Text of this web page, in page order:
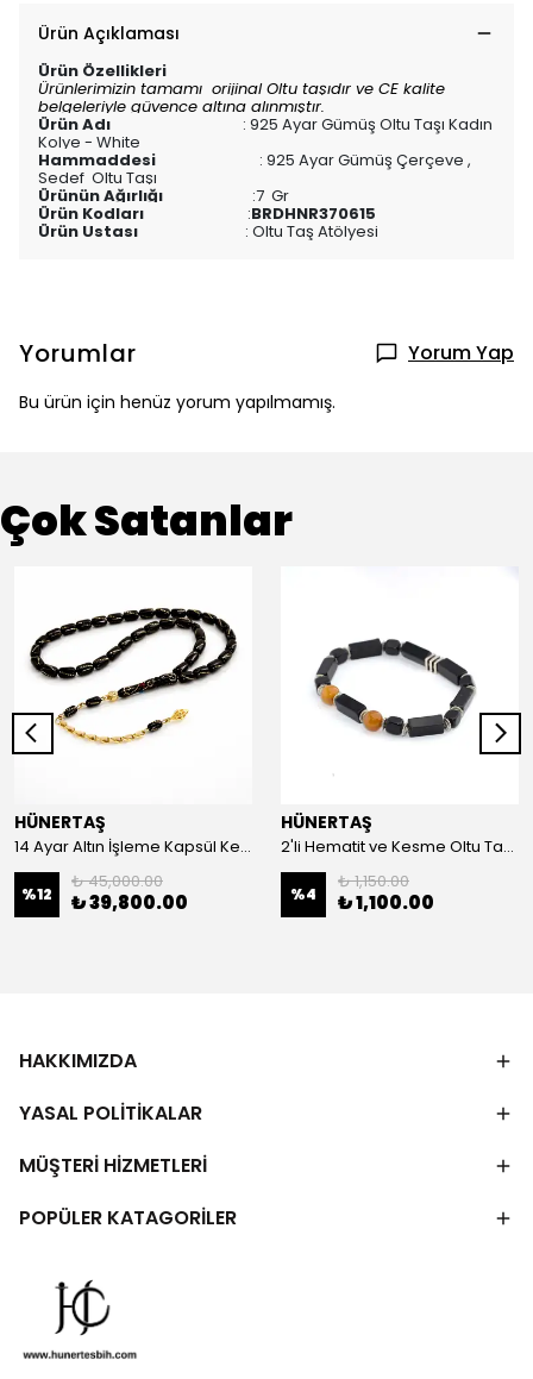
Ürün Açıklaması
Ürün Özellikleri
Ürünlerimizin tamamı orijinal Oltu taşıdır ve CE kalite
belgeleriyle güvence altına alınmıştır.
Ürün Adı : 925 Ayar Gümüş Oltu Taşı Kadın
Kolye - White
Hammaddesi : 925 Ayar Gümüş Çerçeve ,
Sedef Oltu Taşı
Ürünün Ağırlığı :7 Gr
Ürün Kodları :BRDHNR370615
Ürün Ustası : Oltu Taş Atölyesi
Yorumlar Yorum Yap
Bu ürün için henüz yorum yapılmamış.
Çok Satanlar
HÜNERTAŞ
14 Ayar Altın İşleme Kapsül Kesim Oltu Taşı Tespih
%12
₺ 45,000.00
₺ 39,800.00
HÜNERTAŞ
2'li Hematit ve Kesme Oltu Taşı Bileklik
%4
₺ 1,150.00
₺ 1,100.00
HAKKIMIZDA
YASAL POLİTİKALAR
MÜŞTERİ HİZMETLERİ
POPÜLER KATAGORİLER